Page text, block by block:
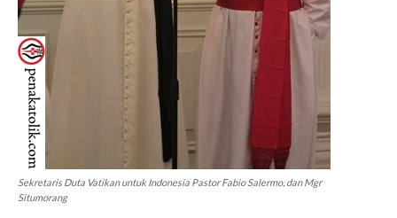
Sekretaris Duta Vatikan untuk Indonesia Pastor Fabio Salermo, dan Mgr
Situmorang